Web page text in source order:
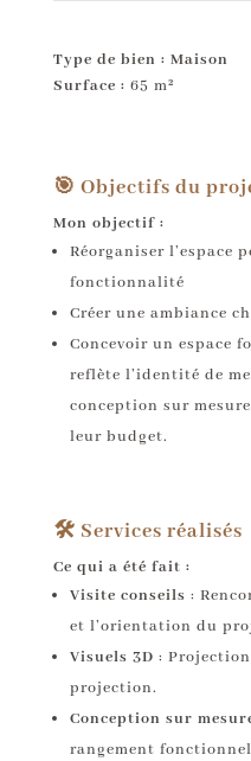
Type de bien : Maison
Surface : 65 m²
🎯 Objectifs du
Mon objectif :
Réorganiser l’espace
fonctionnalité
Créer une ambiance
Concevoir un espace
reflète l’identité de
conception sur
leur budget.
🛠️ Services réalisés
Ce qui a été fait :
Visite conseils :
et l’orientation du
Visuels 3D :
projection.
Conception sur
rangement